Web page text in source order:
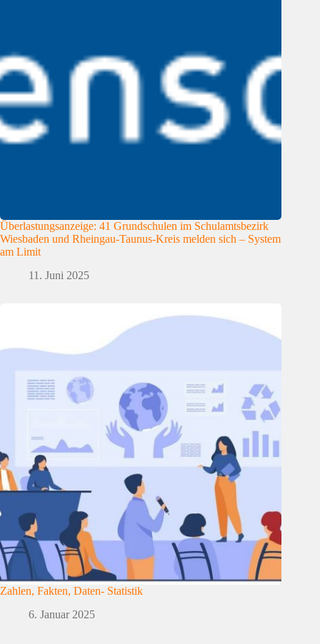
Überlastungsanzeige: 41 Grundschulen im Schulamtsbezirk
Wiesbaden und Rheingau-Taunus-Kreis melden sich – System
am Limit
11. Juni 2025
Zahlen, Fakten, Daten- Statistik
6. Januar 2025